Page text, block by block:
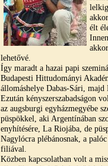
élt
lehetővé.
Így maradt a hazai papi
Budapesti Hittudományi
állomáshelye Dabas-Sári, majd
Ezután kényszerszabadságon
az augsburgi egyházmegyébe
püspökkel, aki Argentínában
enyhítésére, La Riojába, de
Nagylócra plébánosnak, a
filiával.
Közben kapcsolatban volt a